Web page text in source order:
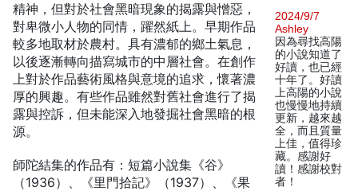
精神，但對於社會黑暗現象的揭露與憎惡，
對卑微小人物的同情，躍然紙上。早期作品
較多地取材於農村。具有濃郁的鄉土氣息，
以後逐漸轉向描寫城市的中層社會。在創作
上對於作品藝術風格與意境的追求，懷著濃
厚的興趣。有些作品雖然對舊社會進行了揭
露與控訴，但未能深入地發掘社會黑暗的根
源。
師陀結集的作品有：短篇小說集《谷》
（1936）、《里門拾記》（1937）、《果
2024/9/7
Ashley
因為尋找高陽
的小說知道了
好讀，也已經
十年了。好讀
上高陽的小說
也慢慢地持續
更新，越來越
全，而且質量
上佳，值得珍
藏。感謝好
讀！感謝校對
者！